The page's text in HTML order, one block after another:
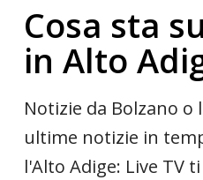
Cosa sta
in Alto
Notizie da Bolzano
ultime notizie in
l'Alto Adige: Live TV